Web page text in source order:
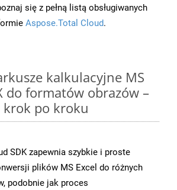
się z pełną listą obsługiwanych
Aspose.Total Cloud.
kalkulacyjne MS
do formatów obrazów –
po kroku
SDK zapewnia szybkie i proste
plików MS Excel do różnych
podobnie jak proces